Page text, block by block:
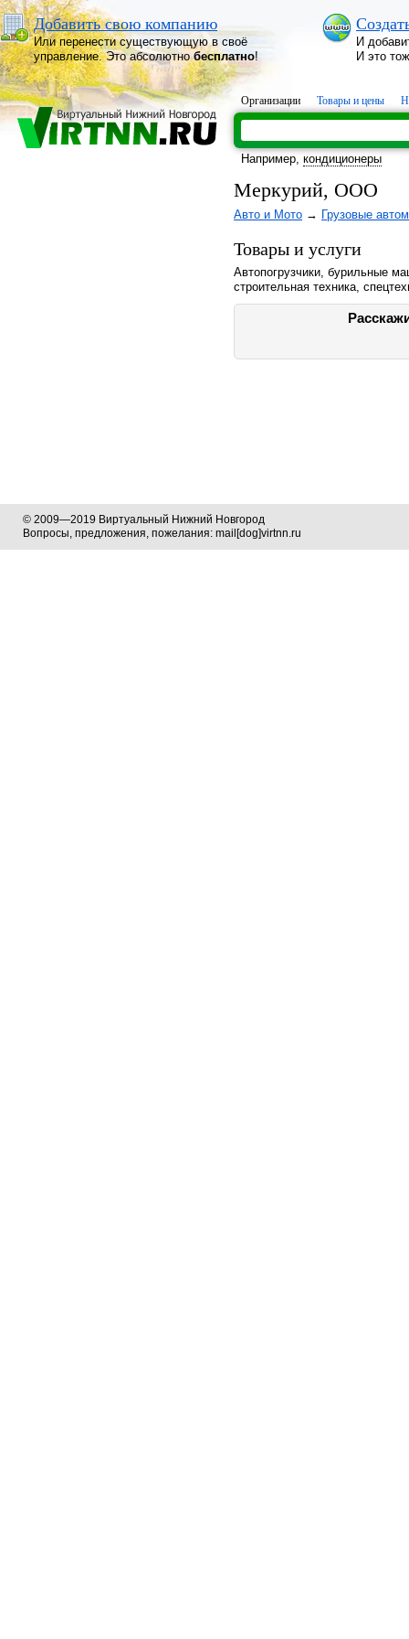
Добавить свою компанию
Или перенести существующую в своё
управление. Это абсолютнобесплатно!
И
И это
Организации Товары и цены
Например, кондиционеры
Меркурий, ООО
Авто и Мото → Грузовые
Товары и услуги
Автопогрузчики, бурильные
строительная техника,
© 2009—2019 Виртуальный Нижний Новгород
Вопросы, предложения, пожелания: mail[dog]virtnn.ru